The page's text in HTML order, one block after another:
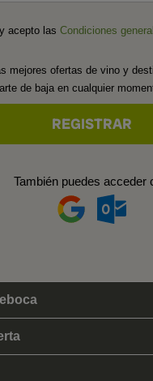
acepto las Condiciones
mejores ofertas de vino y
de baja en cualquier
También puedes acceder